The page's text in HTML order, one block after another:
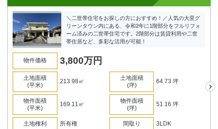
＼二世帯住宅をお探しの方におすすめ！／人気の大里グ
リーンタウン内にある、令和2年に1階部分をフルリフォ
ーム済みの二世帯住宅です。2階部分は賃貸利用や二世
帯住居など、多彩な活用が可能！
物件価格 3,800万円
土地面積
(平米)
213.98㎡
土地面積
(坪)
64.73 坪
物件面積
(平米)
169.11㎡
物件面積
(坪)
51.16 坪
土地権利 所有権 間取り 3LDK